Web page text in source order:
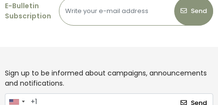
E-Bulletin
Subscription
Send
Sign up to be informed about campaigns, announcements
and notifications.
Send